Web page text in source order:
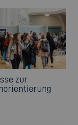
©
zur